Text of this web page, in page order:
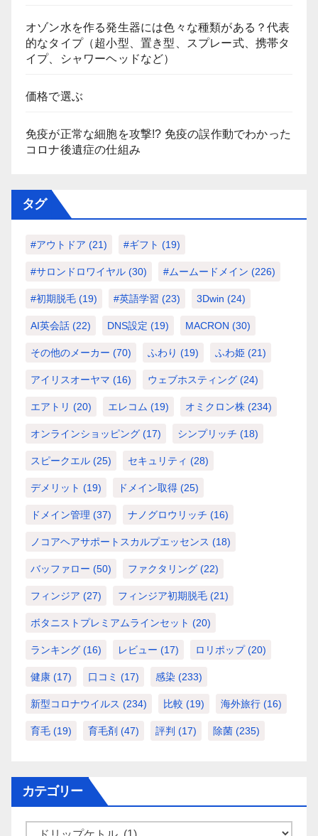
オゾン水を作る発生器には色々な種類がある？代表
的なタイプ（超小型、置き型、スプレー式、携帯タ
イプ、シャワーヘッドなど）
価格で選ぶ
免疫が正常な細胞を攻撃!? 免疫の誤作動でわかった
コロナ後遺症の仕組み
タグ
#アウトドア (21) #ギフト (19)
#サロンドロワイヤル (30) #ムームードメイン (226)
#初期脱毛 (19) #英語学習 (23) 3Dwin (24)
AI英会話 (22) DNS設定 (19) MACRON (30)
その他のメーカー (70) ふわり (19) ふわ姫 (21)
アイリスオーヤマ (16) ウェブホスティング (24)
エアトリ (20) エレコム (19) オミクロン株 (234)
オンラインショッピング (17) シンプリッチ (18)
スピークエル (25) セキュリティ (28)
デメリット (19) ドメイン取得 (25)
ドメイン管理 (37) ナノグロウリッチ (16)
ノコアヘアサポートスカルプエッセンス (18)
バッファロー (50) ファクタリング (22)
フィンジア (27) フィンジア初期脱毛 (21)
ボタニストプレミアムラインセット (20)
ランキング (16) レビュー (17) ロリポップ(20)
健康 (17) 口コミ (17) 感染 (233)
新型コロナウイルス (234) 比較 (19) 海外旅行 (16)
育毛 (19) 育毛剤 (47) 評判 (17) 除菌 (235)
カテゴリー